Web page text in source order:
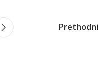
Prethodni